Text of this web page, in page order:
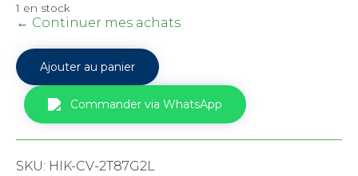
1 en stock
← Continuer mes achats
quantité
de
Caméra
Hikvision
ColorVu
2CD2T87G2-
8MP
Ajouter au panier
Commander via WhatsApp
SKU: HIK-CV-2T87G2L